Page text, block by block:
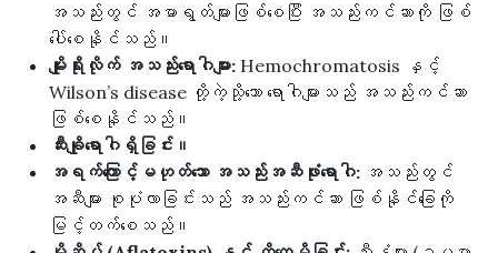
အသည်းတွင် အမာရွတ်များဖြစ်စေပြီး အသည်းကင်ဆာကို ဖြစ်
ပေါ်စေနိုင်သည်။
မျိုးရိုးလိုက် အသည်းရောဂါများ: Hemochromatosis နှင့်
Wilson’s disease တို့ကဲ့သို့သော ရောဂါများသည် အသည်းကင်ဆာ
ဖြစ်စေနိုင်သည်။
ဆီးချိုရောဂါရှိခြင်း။
အရက်ကြောင့်မဟုတ်သော အသည်းအဆီဖုံးရောဂါ: အသည်းတွင်
အဆီများ စုပုံလာခြင်းသည် အသည်းကင်ဆာ ဖြစ်နိုင်ခြေကို
မြင့်တက်စေသည်။